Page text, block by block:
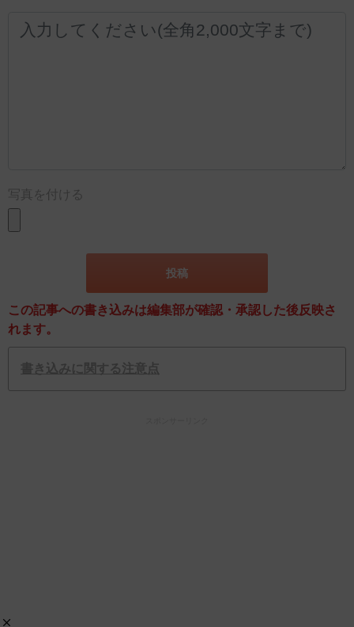
写真を付ける
この記事への書き込みは編集部が確認・承認した後反映さ
れます。
書き込みに関する注意点